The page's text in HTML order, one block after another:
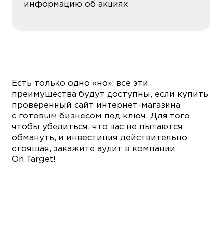
информацию об акциях
Есть только одно «но»: все эти
преимущества будут доступны, если купить
проверенный сайт интернет-магазина
с готовым бизнесом под ключ. Для того
чтобы убедиться, что вас не пытаются
обмануть, и инвестиция действительно
стоящая, закажите аудит в компании
On Target!